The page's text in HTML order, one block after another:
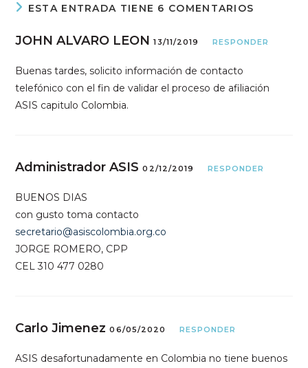
ESTA ENTRADA TIENE 6 COMENTARIOS
JOHN ALVARO LEON13/11/2019 RESPONDER
Buenas tardes, solicito información de contacto
telefónico con el fin de validar el proceso de afiliación
ASIS capitulo Colombia.
Administrador ASIS02/12/2019 RESPONDER
BUENOS DIAS
con gusto toma contacto
secretario@asiscolombia.org.co
JORGE ROMERO, CPP
CEL 310 477 0280
Carlo Jimenez06/05/2020 RESPONDER
ASIS desafortunadamente en Colombia no tiene buenos